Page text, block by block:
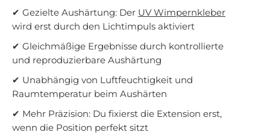
✔ Gezielte Aushärtung: Der UV Wimpernkleber
wird erst durch den Lichtimpuls aktiviert
✔ Gleichmäßige Ergebnisse durch kontrollierte
und reproduzierbare Aushärtung
✔ Unabhängig von Luftfeuchtigkeit und
Raumtemperatur beim Aushärten
✔ Mehr Präzision: Du fixierst die Extension erst,
wenn die Position perfekt sitzt